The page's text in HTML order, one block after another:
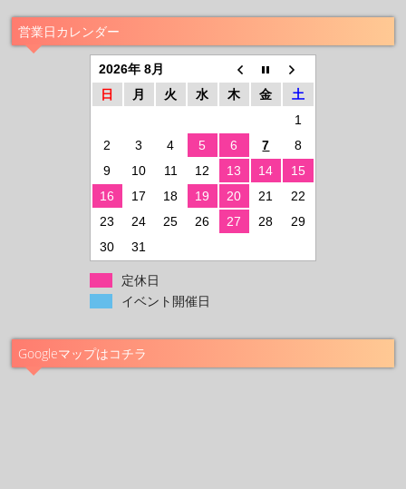
営業日カレンダー
2026年 8月
日
月 火 水 木 金
土
1
2
3 4 5 6 7
8
9
10 11 12 13 14
15
16
17 18 19 20 21
22
23
24 25 26 27 28
29
30
31
定休日
イベント開催日
Googleマップはコチラ